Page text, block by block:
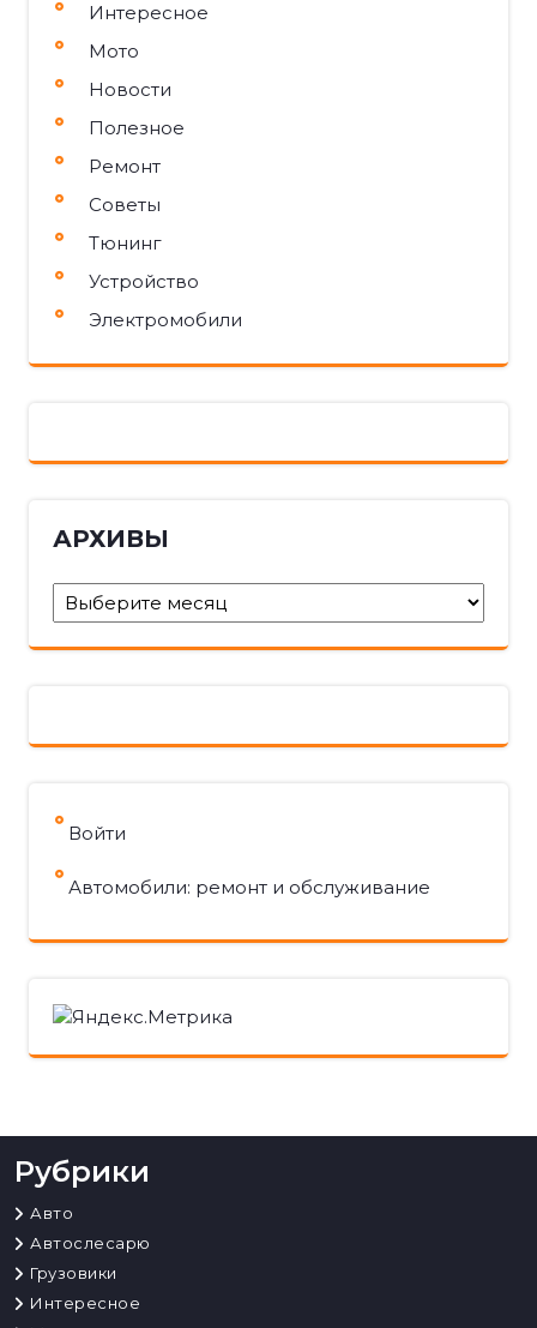
Интересное
Мото
Новости
Полезное
Ремонт
Советы
Тюнинг
Устройство
Электромобили
АРХИВЫ
Архивы
Войти
Автомобили: ремонт и обслуживание
Рубрики
Авто
Автослесарю
Грузовики
Интересное